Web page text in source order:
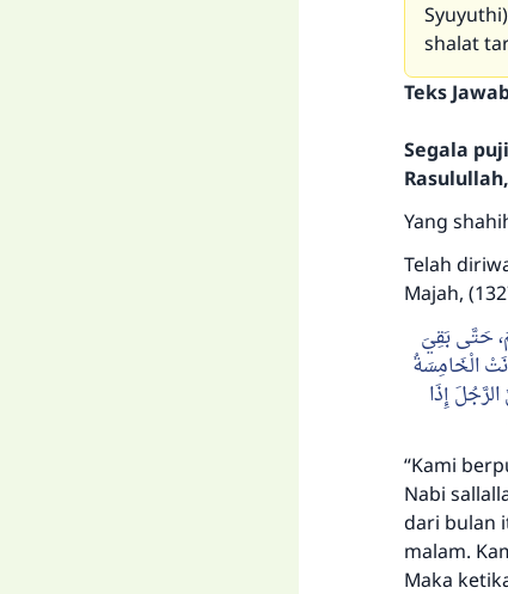
shalat
Teks
Segala
Yang
Telah
Majah,
حَتَّى بَقِيَ
الْخَامِسَةُ
الرَّجُلَ إِذَا
“Kami
Nabi
dari bulan
malam.
Maka